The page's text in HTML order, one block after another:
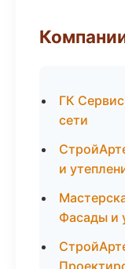
ГК
сети
и
Фасады и